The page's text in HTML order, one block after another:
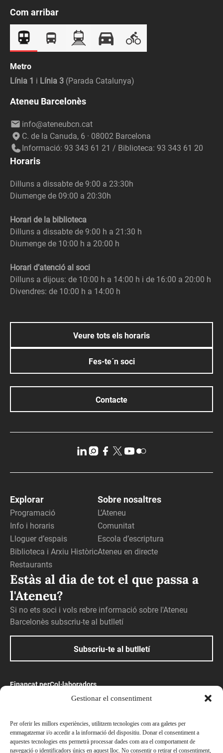
Gestionar el consentiment
Per oferir les millors experiències, utilitzem tecnologies com ara galetes per
emmagatzemar i/o accedir a la informació del dispositiu. Donar el consentiment a
aquestes tecnologies ens permetrà processar dades com ara el comportament de
navegació o identificadors únics en aquest lloc. No consentir o retirar el consentiment,
Com arribar
Metro
Línia 1 i Línia 3 (Parada Catalunya)
Ateneu Barcelonès
info@ateneubcn.cat
C. de la Canuda, 6 · 08002 Barcelona
Informació: 93 343 61 21 / Biblioteca: 93 343 61 20
Horaris
Dilluns a dissabte de 9:00 a 23:30h
Diumenge de 09:00 a 20:30h
Horari de la biblioteca
Dilluns a dissabte de 9:00 h a 21:30 h
Diumenge de 10:00 h a 20:00 h
Horari d’atenció al soci
Dilluns a dijous: de 10:00 h a 14:00 h i de 16:00 a 20:00 h
Divendres: de 10:00 h a 14:00 h
Veure tots els horaris
Fes-te´n soci
Contacte
Explorar
Programació
Info i horaris
Lloguer d’espais
Biblioteca i Arxiu Històric
Restaurants
Sobre nosaltres
L’Ateneu
Comunitat
Escola d’escriptura
Ateneu en directe
Estàs al dia de tot el que passa a
l'Ateneu?
Si no ets soci i vols rebre informació sobre l'Ateneu
Barcelonès subscriu-te al butlletí
Subscriu-te al butlletí
Finançat perCol·laboradors